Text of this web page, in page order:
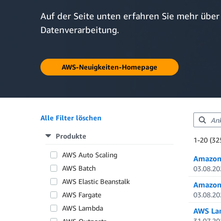
Auf der Seite unten erfahren Sie mehr
Datenverarbeitung.
AWS-Neuigkeiten-Homepage
Alle Filter löschen
Produkte
AWS Auto Scaling
AWS Batch
AWS Elastic Beanstalk
AWS Fargate
AWS Lambda
1-20
Showing
AWS